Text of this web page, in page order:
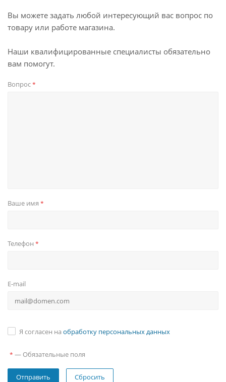
Вы можете задать любой интересующий вас вопрос по
товару или работе магазина.
Наши квалифицированные специалисты обязательно
вам помогут.
Вопрос*
Ваше имя *
Телефон *
E-mail
Я согласен на обработку персональных данных
* — Обязательные поля
Сбросить